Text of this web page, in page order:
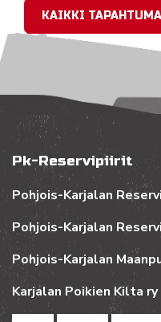
KAIKKI
Pk-Reservipiirit
Pohjois-Karjalan
Pohjois-Karjalan
Pohjois-Karjalan
Karjalan Poikien Kilta ry